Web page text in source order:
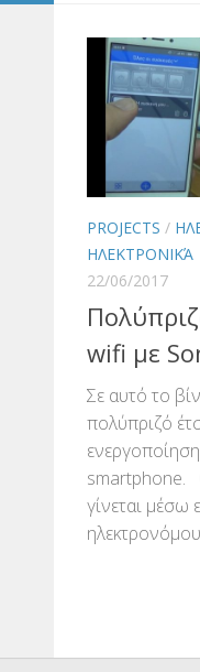
PROJECTS /
ΗΛΕΚΤΡΟΝΙΚΆ
22/06/2017
wifi με
Σε αυτό το
πολύπριζό
smartphone.
γίνεται μέσω